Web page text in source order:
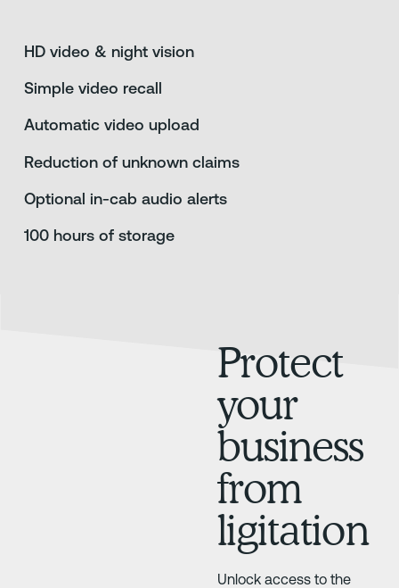
HD video & night vision
Simple video recall
Automatic video upload
Reduction of unknown claims
Optional in-cab audio alerts
100 hours of storage
Protect
your
business
from
ligitation
Unlock access to the